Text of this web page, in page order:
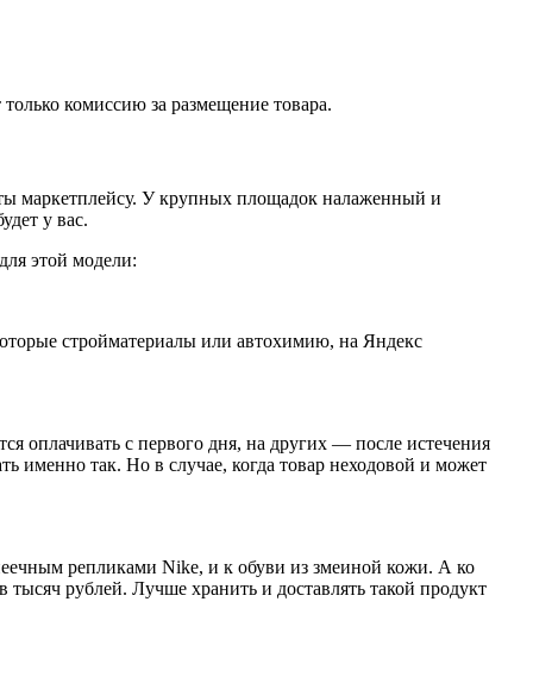
комиссию за размещение товара.
маркетплейсу. У крупных площадок налаженный и
у вас.
этой модели:
стройматериалы или автохимию, на Яндекс
оплачивать с первого дня, на других — после истечения
именно так. Но в случае, когда товар неходовой и может
репликами Nike, и к обуви из змеиной кожи. А ко
рублей. Лучше хранить и доставлять такой продукт